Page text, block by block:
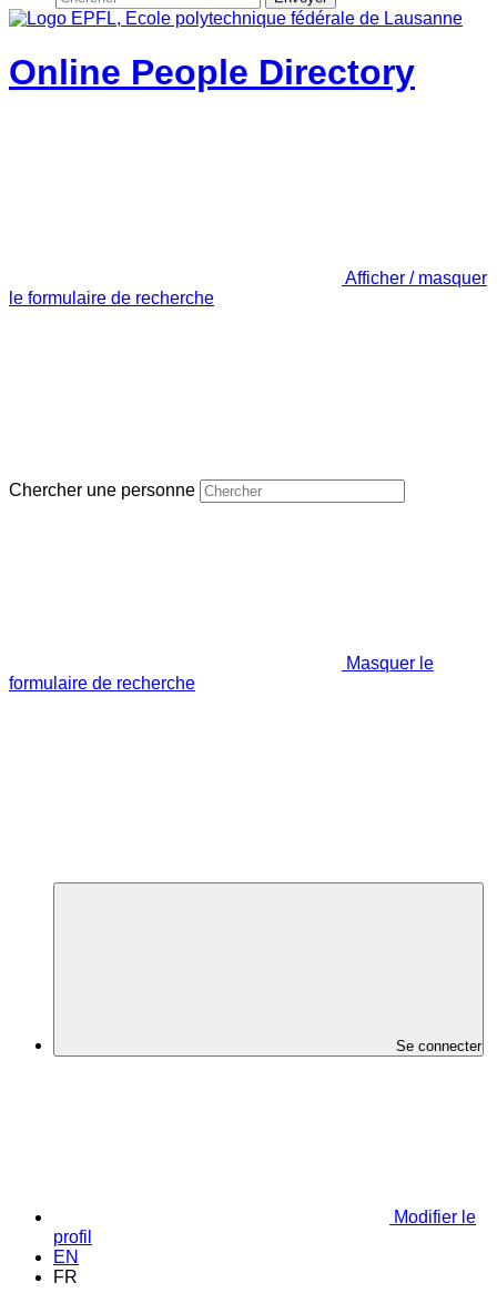
Online People Directory
Afficher / masquer
le formulaire de recherche
Chercher une personne
Masquer le
formulaire de recherche
Se connecter
Modifier le
profil
EN
FR